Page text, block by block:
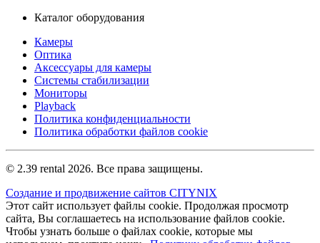
Каталог оборудования
Камеры
Оптика
Аксессуары для камеры
Системы стабилизации
Мониторы
Playback
Политика конфиденциальности
Политика обработки файлов cookie
© 2.39 rental 2026. Все права защищены.
Создание и продвижение сайтов CITYNIX
Этот сайт использует файлы cookie. Продолжая просмотр
сайта, Вы соглашаетесь на использование файлов cookie.
Чтобы узнать больше о файлах cookie, которые мы